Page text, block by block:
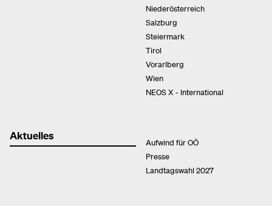
Niederösterreich
Salzburg
Steiermark
Tirol
Vorarlberg
Wien
NEOS X - International
Aktuelles
Aufwind für OÖ
Presse
Landtagswahl 2027